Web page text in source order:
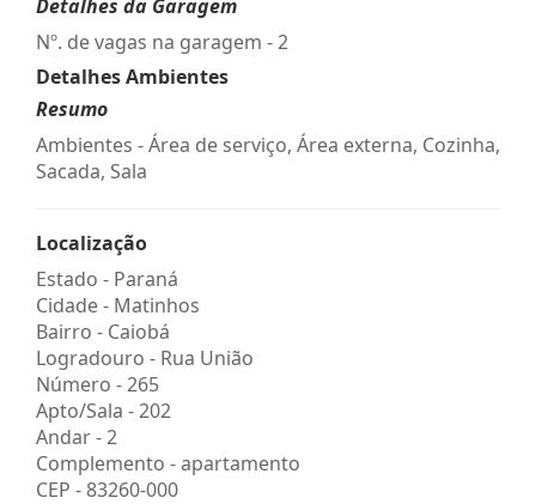
Detalhes da Garagem
Nº. de vagas na garagem - 2
Detalhes Ambientes
Resumo
Ambientes - Área de serviço, Área externa, Cozinha,
Sacada, Sala
Localização
Estado - Paraná
Cidade - Matinhos
Bairro - Caiobá
Logradouro - Rua União
Número -265
Apto/Sala -202
Andar -2
Complemento -apartamento
CEP -83260-000